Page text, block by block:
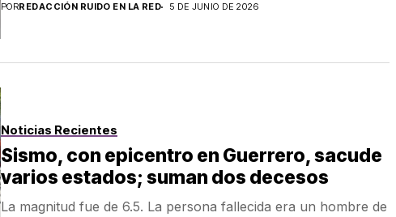
PORREDACCIÓN RUIDO EN LA RED 5 DE JUNIO DE 2026
Noticias Recientes
Sismo, con epicentro en Guerrero, sacude
varios estados; suman dos decesos
La magnitud fue de 6.5. La persona fallecida era un hombre de